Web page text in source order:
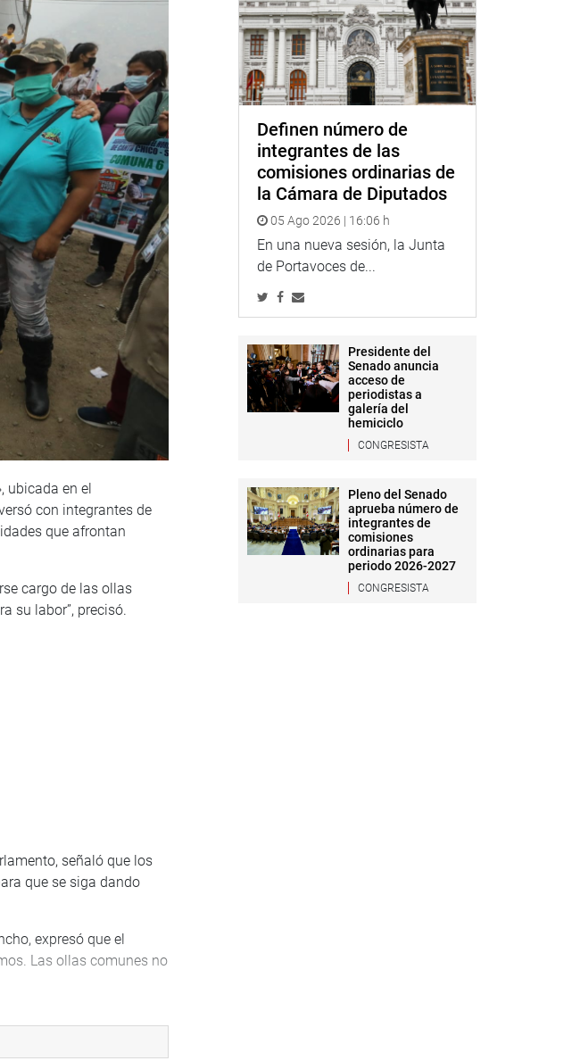
ubicada en el
con integrantes de
que afrontan
cargo de las ollas
su labor”, precisó.
señaló que los
que se siga dando
expresó que el
Las ollas comunes no
comunes y “el empuje
Definen número de
integrantes de las
comisiones ordinarias de
la Cámara de Diputados
05 Ago 2026 | 16:06 h
En una nueva sesión, la Junta
de Portavoces de...
Presidente del
Senado anuncia
acceso de
periodistas a
galería del
hemiciclo
CONGRESISTA
Pleno del Senado
aprueba número de
integrantes de
comisiones
ordinarias para
periodo 2026-2027
CONGRESISTA